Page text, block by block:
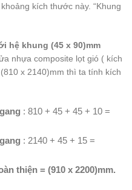
kích thước này. “Khung
hệ khung (45 x 90)mm
nhựa composite lọt gió ( kích
x 2140)mm thì ta tính kích
: 810 + 45 + 45 + 10 =
: 2140 + 45 + 15 =
thiện = (910 x 2200)mm.